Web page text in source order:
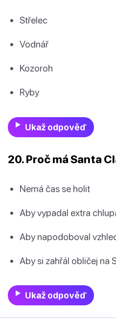
Střelec
Vodnář
Kozoroh
Ryby
Ukaž odpověď
20. Proč má Santa
Nemá čas se holit
Aby vypadal extra
Aby napodoboval
Aby si zahřál obličej na
Ukaž odpověď